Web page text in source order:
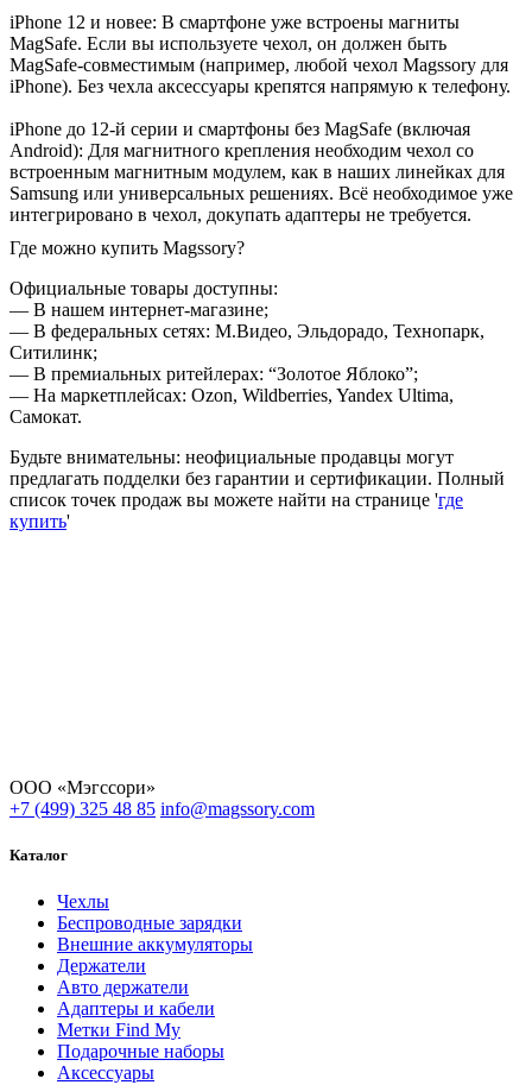
iPhone 12 и новее: В смартфоне уже встроены магниты
MagSafe. Если вы используете чехол, он должен быть
MagSafe-совместимым (например, любой чехол Magssory для
iPhone). Без чехла аксессуары крепятся напрямую к телефону.
iPhone до 12-й серии и смартфоны без MagSafe (включая
Android): Для магнитного крепления необходим чехол со
встроенным магнитным модулем, как в наших линейках для
Samsung или универсальных решениях. Всё необходимое уже
интегрировано в чехол, докупать адаптеры не требуется.
Где можно купить Magssory?
Официальные товары доступны:
— В нашем интернет-магазине;
— В федеральных сетях: М.Видео, Эльдорадо, Технопарк,
Ситилинк;
— В премиальных ритейлерах: “Золотое Яблоко”;
— На маркетплейсах: Ozon, Wildberries, Yandex Ultima,
Самокат.
Будьте внимательны: неофициальные продавцы могут
предлагать подделки без гарантии и сертификации. Полный
список точек продаж вы можете найти на странице 'где
купить'
ООО «Мэгссори»
+7 (499) 325 48 85 info@magssory.com
Каталог
Чехлы
Беспроводные зарядки
Внешние аккумуляторы
Держатели
Авто держатели
Адаптеры и кабели
Метки Find My
Подарочные наборы
Аксессуары